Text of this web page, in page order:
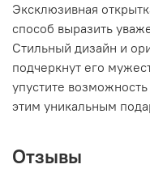
Эксклюзивная
способ выразить
Стильный дизайн и
подчеркнут его
упустите
этим уникальным
Отзывы